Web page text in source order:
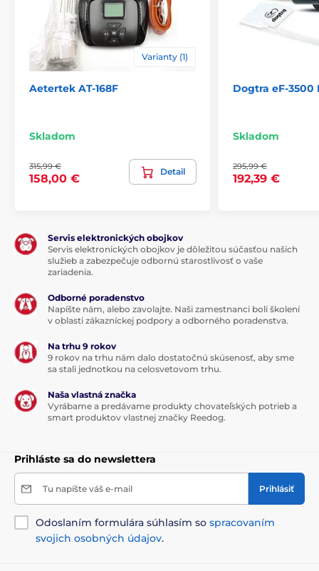
výšku 2 cm a hĺbku 4 cm a jeho hmotnosť
je 60,6 gramov (vrátane batérie a obojku).
Výhody
kompaktný a pohodlný prijímač
vhodné aj pre malé psy
vhodné aj pre veľké pozemky
nie je nabíjacia
vyššia cena
základňa
sieťový adaptér základne
prijímač s obojkom
batérie RFA-67
4 ks elektródy
cievka anténneho drôtu dĺžky 150 m
2 ks vodotesné spojky anténneho drôtu
neónová testovacia výbojka
SK, EN návod
Technické špecifikácie sa môžu zmeniť bez
Varianty (1)
Aetertek AT-168F
Skladom
315,99 €
158,00 €
Detail
Dogtra eF-3500
Skladom
295,99 €
192,39 €
Servis elektronických obojkov
Servis elektronických obojkov je dôležitou súčasťou našich
služieb a zabezpečuje odbornú starostlivosť o vaše
zariadenia.
Odborné poradenstvo
Napíšte nám, alebo zavolajte. Naši zamestnanci boli školení
v oblasti zákazníckej podpory a odborného poradenstva.
Na trhu 9 rokov
9 rokov na trhu nám dalo dostatočnú skúsenosť, aby sme
sa stali jednotkou na celosvetovom trhu.
Naša vlastná značka
Vyrábame a predávame produkty chovateľských potrieb a
smart produktov vlastnej značky Reedog.
Prihláste sa do newslettera
Tu napíšte váš e-mail Prihlásiť
Odoslaním formulára súhlasím so spracovaním
svojich osobných údajov.